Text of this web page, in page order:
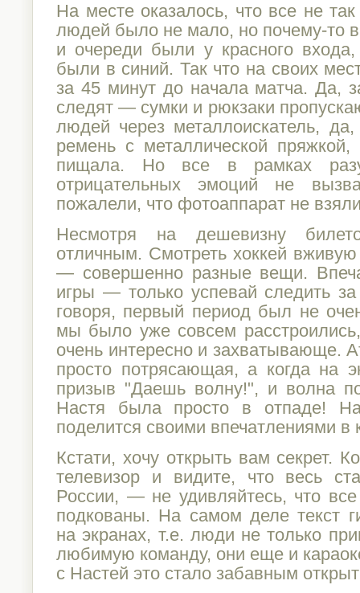
На месте оказалось, что все не
людей было не мало, но почему-то
и очереди были у красного
были в синий. Так что на своих
за 45 минут до начала матча. Да,
следят — сумки и рюкзаки
людей через металлоискатель,
ремень с металлической
пищала. Но все в рамках
отрицательных эмоций не
пожалели, что фотоаппарат не
Несмотря на дешевизну
отличным. Смотреть хоккей
— совершенно разные вещи.
игры — только успевай следить
говоря, первый период был не
мы было уже совсем
очень интересно и захватывающе.
просто потрясающая, а когда на
призыв "Даешь волну!", и волна
Настя была просто в отпаде!
поделится своими впечатлениями в
Кстати, хочу открыть вам секрет.
телевизор и видите, что весь
России, — не удивляйтесь, что
подкованы. На самом деле текст
на экранах, т.е. люди не только
любимую команду, они еще и
с Настей это стало забавным